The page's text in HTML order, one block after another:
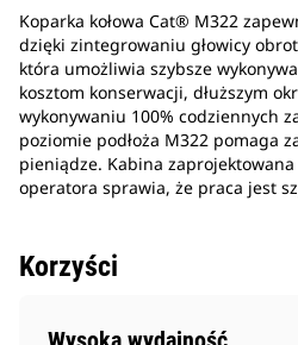
Koparka kołowa Cat® M322
dzięki zintegrowaniu głowicy
która umożliwia szybsze
kosztom konserwacji, dłuższym
wykonywaniu 100% codziennych
poziomie podłoża M322 pomaga
pieniądze. Kabina
operatora sprawia, że praca jest
Korzyści